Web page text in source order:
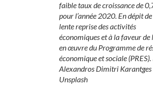
faible taux de croissance de
pour l’année 2020. En dépit
lente reprise des activités
économiques et à la faveur de
en œuvre du Programme de
économique et sociale
Alexandros Dimitri Karantges
Unsplash